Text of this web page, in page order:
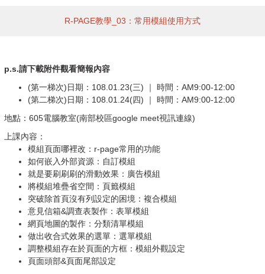
R-PAGE教學_03：常用模組使用方式
p.s.請下載附件觀看簡報內容
(第一梯次)日期：108.01.23(三) ｜ 時間：AM9:00-12:00
(第二梯次)日期：108.01.24(四) ｜ 時間：AM9:00-12:00
地點：605電腦教室(南部校區google meet視訊連線)
上課內容：
模組頁面哪裡改：r-page常用的功能
如何嵌入外部資源：自訂模組
就是要刷刷刷的滑動效果：廣告模組
將模組堆疊省空間：頁籤模組
突破除首頁沒有列設定的困境：複合模組
意見信箱&調查表製作：表單模組
網頁地圖的製作：分類清單模組
做出收合式效果的選單：選單模組
調整模組存在於頁面的方框：模組外觀設定
頁面頭部&頁面尾部設定